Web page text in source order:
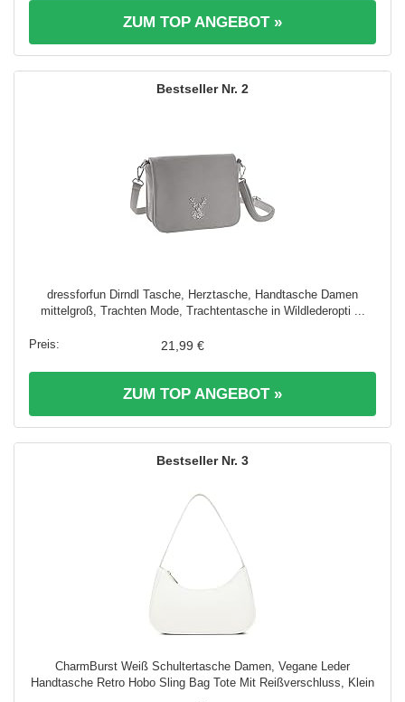
ZUM TOP ANGEBOT »
2
dressforfun Dirndl Tasche, Herztasche, Handtasche Damen
mittelgroß, Trachten Mode, Trachtentasche in Wildlederopti ...
21,99 €
ZUM TOP ANGEBOT »
3
CharmBurst Weiß Schultertasche Damen, Vegane Leder
Handtasche Retro Hobo Sling Bag Tote Mit Reißverschluss, Klein